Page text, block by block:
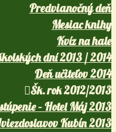
Predvianočný deň
Mesiac knihy
Kvíz na hale
dní 2013 / 2014
Deň učiteľov 2014
Šk. rok 2012/2013
– Hotel Máj 2013
Kubín 2013